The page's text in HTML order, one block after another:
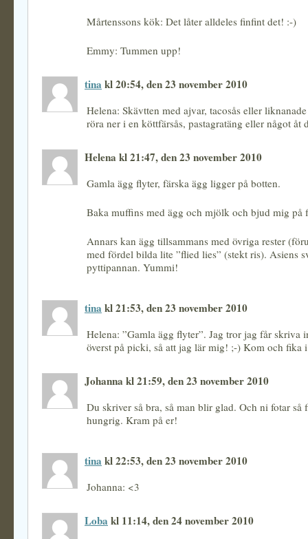
Mårtenssons kök: Det låter alldeles finfint det! :-)
Emmy: Tummen upp!
tina kl 20:54, den 23 november 2010
Helena: Skävtten med ajvar, tacosås eller
röra ner i en köttfärsås, pastagratäng eller något åt
Helena kl 21:47, den 23 november 2010
Gamla ägg flyter, färska ägg ligger på botten.
Baka muffins med ägg och mjölk och bjud mig på
Annars kan ägg tillsammans med övriga rester
med fördel bilda lite ”flied lies” (stekt ris). Asiens
pyttipannan. Yummi!
tina kl 21:53, den 23 november 2010
Helena: ”Gamla ägg flyter”. Jag tror jag får skriva
överst på picki, så att jag lär mig! ;-) Kom och fika
Johanna kl 21:59, den 23 november 2010
Du skriver så bra, så man blir glad. Och ni fotar så
hungrig. Kram på er!
tina kl 22:53, den 23 november 2010
Johanna: <3
Loba kl 11:14, den 24 november 2010